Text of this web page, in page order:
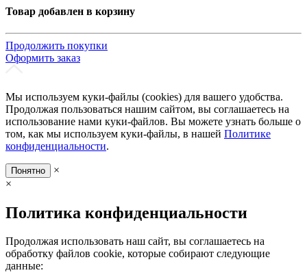
Товар добавлен в корзину
Продолжить покупки
Оформить заказ
Мы используем куки-файлы (cookies) для вашего удобства.
Продолжая пользоваться нашим сайтом, вы соглашаетесь на
использование нами куки-файлов. Вы можете узнать больше о
том, как мы используем куки-файлы, в нашей Политике
конфиденциальности.
Понятно
×
×
Политика конфиденциальности
Продолжая использовать наш сайт, вы соглашаетесь на
обработку файлов cookie, которые собирают следующие
данные: